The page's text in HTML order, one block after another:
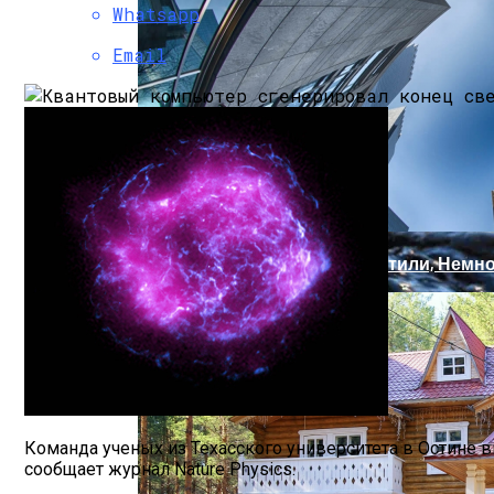
Магнитная Буря 25 Марта, Какой Силы,
Артезианская, Минеральная,
Архитектура: Популярные Стили,
Whatsapp
Email
Команда ученых из Техасского университета в
сообщает журнал Nature Physics.